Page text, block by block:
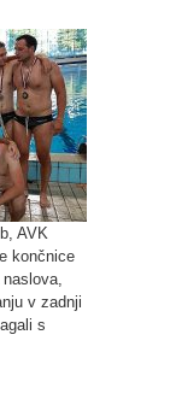
AVK
končnice
v zadnji
s